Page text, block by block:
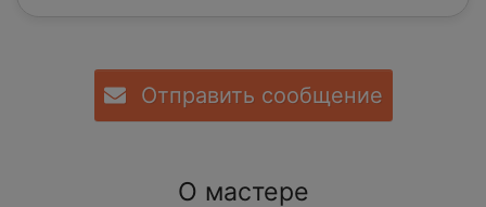
Отправить сообщение
О мастере